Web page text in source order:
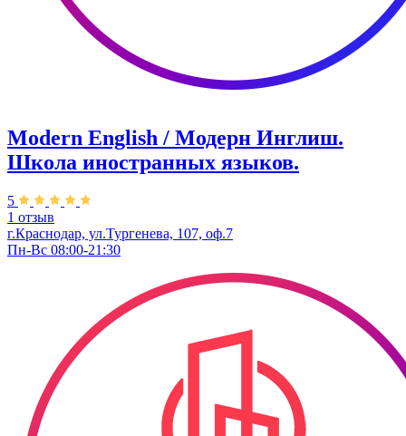
Modern English / Модерн Инглиш.
Школа иностранных языков.
5
1 отзыв
г.Краснодар, ул.Тургенева, 107, оф.7
Пн-Вс 08:00-21:30